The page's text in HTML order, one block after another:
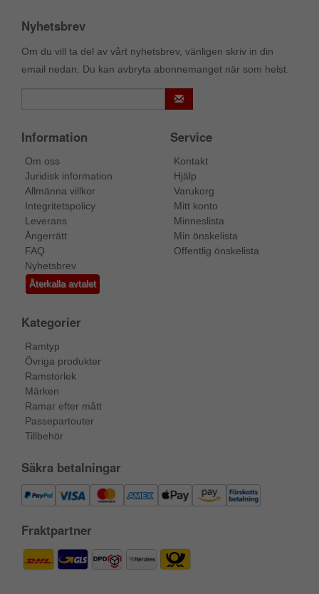
Nyhetsbrev
Om du vill ta del av vårt nyhetsbrev, vänligen skriv in din
email nedan. Du kan avbryta abonnemanget när som helst.
Information
Om oss
Juridisk information
Allmänna villkor
Integritetspolicy
Leverans
Ångerrätt
FAQ
Nyhetsbrev
Återkalla avtalet
Service
Kontakt
Hjälp
Varukorg
Mitt konto
Minneslista
Min önskelista
Offentlig önskelista
Kategorier
Ramtyp
Övriga produkter
Ramstorlek
Märken
Ramar efter mått
Passepartouter
Tillbehör
Säkra betalningar
Fraktpartner